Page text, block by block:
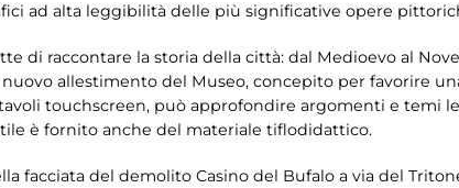
ad alta leggibilità delle più significative opere
di raccontare la storia della città: dal Medioevo al
allestimento del Museo, concepito per favorire
touchscreen, può approfondire argomenti e temi
è fornito anche del materiale tiflodidattico.
facciata del demolito Casino del Bufalo a via del